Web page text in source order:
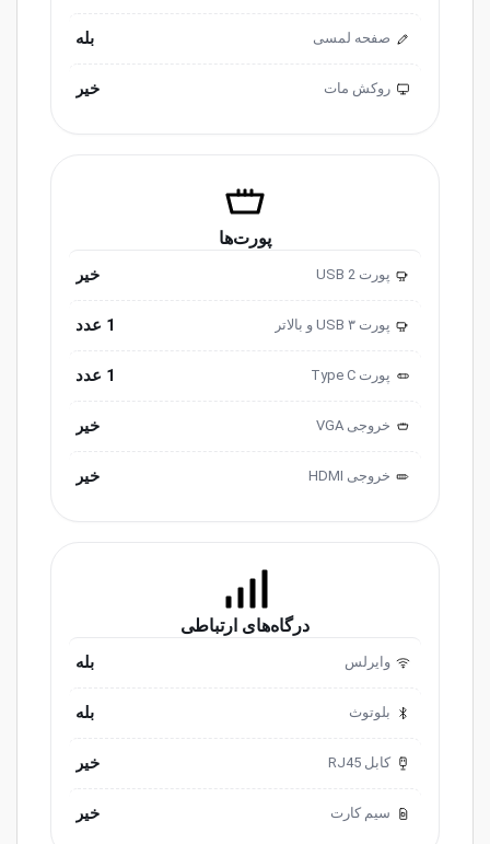
صفحه لمسی بله
روکش مات خیر
پورت‌ها
2.0 پورت USB 2 خیر
3.0 پورت USB ۳ و ‌‌بالاتر 1 عدد
پورت ‌‌Type C 1 عدد
خروجی ‌VGA خیر
خروجی HDMI خیر
درگاه‌های ارتباطی
وایرلس بله
بلوتوث بله
کابل RJ45 خیر
سیم کارت خیر